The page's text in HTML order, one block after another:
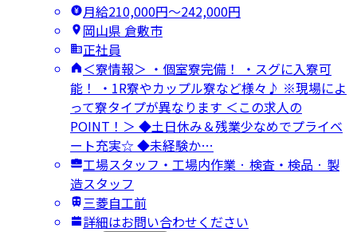
月給210,000円〜242,000円
岡山県 倉敷市
正社員
＜寮情報＞ ・個室寮完備！ ・スグに入寮可
能！ ・1R寮やカップル寮など様々♪ ※現場によ
って寮タイプが異なります ＜この求人の
POINT！＞ ◆土日休み＆残業少なめでプライベ
ート充実☆ ◆未経験か…
工場スタッフ・工場内作業 · 検査・検品 · 製
造スタッフ
三菱自工前
詳細はお問い合わせください